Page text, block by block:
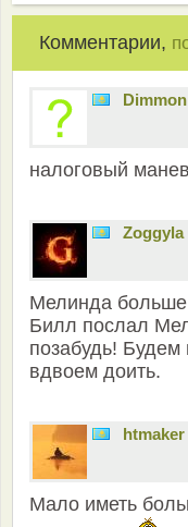
Комментарии,
Dimmon
налоговый
Zoggyla
Мелинда
Билл послал
позабудь!
вдвоем доить.
htmaker
Мало иметь